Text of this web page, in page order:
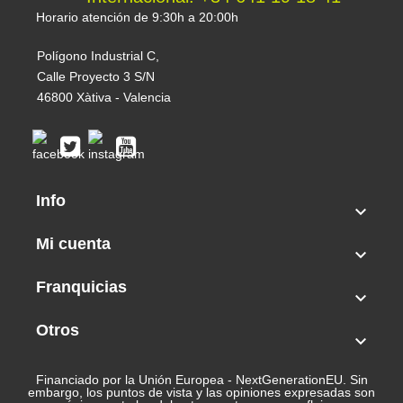
Horario atención de 9:30h a 20:00h
Polígono Industrial C,
Calle Proyecto 3 S/N
46800 Xàtiva - Valencia
Info

Mi cuenta

Franquicias

Otros

Financiado por la Unión Europea - NextGenerationEU. Sin
embargo, los puntos de vista y las opiniones expresadas son